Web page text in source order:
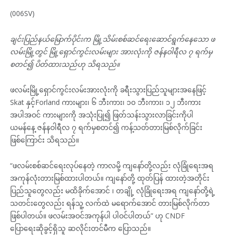
(006SV)
ချင်းပြည်နယ်မြောက်ပိုင်းက မြို့သိမ်းစစ်ဆင်ရေးဆောင်ရွက်နေသော ဖ
လမ်းမြို့တွင် မြို့ရှောင်ကွင်းလမ်းများ အားလုံးကို ဇန်နဝါရီလ ၇ ရက်မှ
စတင်၍ ပိတ်ထားသည်ဟု သိရသည်။
ဖလမ်းမြို့ရှောင်ကွင်းလမ်းအားလုံးကို ခရီးသွားပြည်သူများအနေဖြင့်
Skat နှင့်Forland ကားများ၊ ၆ ဘီးကား၊ ၁၀ ဘီးကား၊ ၁၂ ဘီးကား
အပါအဝင် ကားများကို အသုံးပြု၍ ဖြတ်သန်းသွားလာခြင်းကိုပါ
ယမန်နေ့ ဇန်နဝါရီလ ၇ ရက်မှစတင်၍ ကန့်သတ်တားမြစ်လိုက်ခြင်း
ဖြစ်ကြောင်း သိရသည်။
“ဖလမ်းစစ်ဆင်ရေးလုပ်နေတဲ့ ကာလမို့ ကျနော်တို့လည်း လုံခြုံရေးအရ
အကုန်လုံးတားမြစ်ထားပါတယ်။ ကျနော်တို့ ထုတ်ပြန် ထားတဲ့အတိုင်း
ပြည်သူတွေလည်း မထိခိုက်အောင် ၊ တချို့ လုံခြုံရေးအရ ကျနော်တို့ရဲ့
သတင်းတွေလည်း ရန်သူ့ လက်ထဲ မရောက်အောင် တားမြစ်လိုက်တာ
ဖြစ်ပါတယ်။ ဖလမ်းအဝင်အကုန်ပါ ပါဝင်ပါတယ်” ဟု CNDF
ပြောရေးဆိုခွင့်ရှိသူ ဆလိုင်းတင်မီက ပြောသည်။